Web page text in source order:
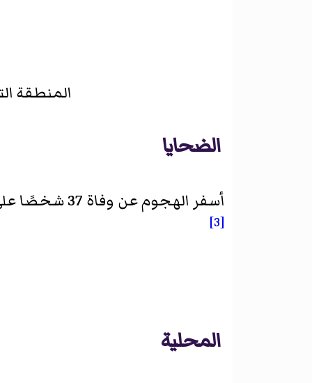
المنطقة
الضحايا
أسفر الهجوم عن وفاة 37 شخصًا على الأقل، كان من ضمنهم كمال بولوت والد لاعب كرة القدم التركي الدولي
[3]
المحلية